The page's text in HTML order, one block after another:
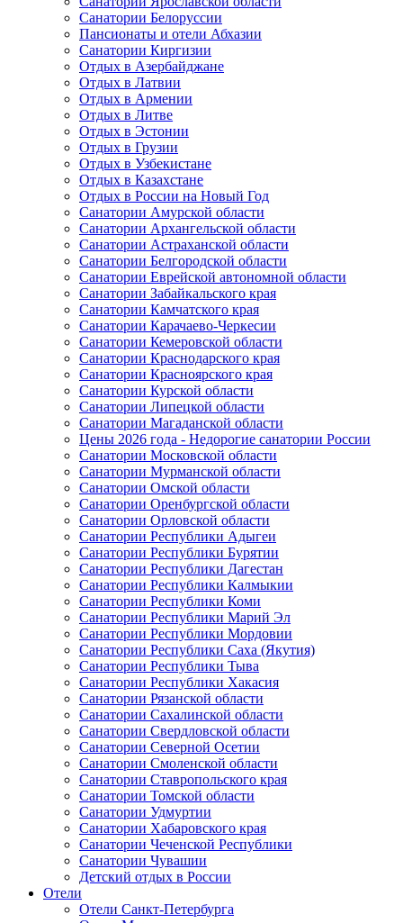
Санатории Белоруссии
Пансионаты и отели Абхазии
Санатории Киргизии
Отдых в Азербайджане
Отдых в Латвии
Отдых в Армении
Отдых в Литве
Отдых в Эстонии
Отдых в Грузии
Отдых в Узбекистане
Отдых в Казахстане
Отдых в России на Новый Год
Санатории Амурской области
Санатории Архангельской области
Санатории Астраханской области
Санатории Белгородской области
Санатории Еврейской автономной области
Санатории Забайкальского края
Санатории Камчатского края
Санатории Карачаево-Черкесии
Санатории Кемеровской области
Санатории Краснодарского края
Санатории Красноярского края
Санатории Курской области
Санатории Липецкой области
Санатории Магаданской области
Цены 2026 года - Недорогие санатории России
Санатории Московской области
Санатории Мурманской области
Санатории Омской области
Санатории Оренбургской области
Санатории Орловской области
Санатории Республики Адыгеи
Санатории Республики Бурятии
Санатории Республики Дагестан
Санатории Республики Калмыкии
Санатории Республики Коми
Санатории Республики Марий Эл
Санатории Республики Мордовии
Санатории Республики Саха (Якутия)
Санатории Республики Тыва
Санатории Республики Хакасия
Санатории Рязанской области
Санатории Сахалинской области
Санатории Свердловской области
Санатории Северной Осетии
Санатории Смоленской области
Санатории Ставропольского края
Санатории Томской области
Санатории Удмуртии
Санатории Хабаровского края
Санатории Чеченской Республики
Санатории Чувашии
Детский отдых в России
Отели
Отели Санкт-Петербурга